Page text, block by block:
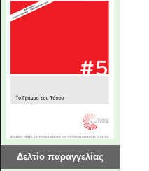
Δελτίο παραγγελίας